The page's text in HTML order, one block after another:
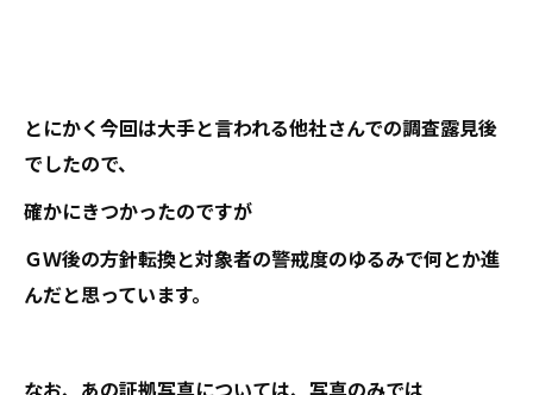
とにかく今回は大手と言われる他社さんでの調査露見後
でしたので、
確かにきつかったのですが
ＧＷ後の方針転換と対象者の警戒度のゆるみで何とか進
んだと思っています。
なお、あの証拠写真については、写真のみでは